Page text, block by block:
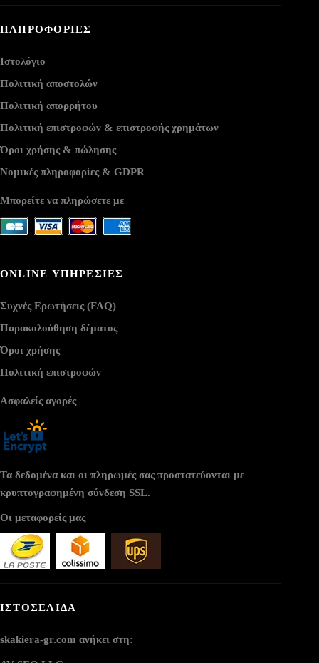
ΠΛΗΡΟΦΟΡΙΕΣ
Ιστολόγιο
Πολιτική αποστολών
Πολιτική απορρήτου
Πολιτική επιστροφών & επιστροφής χρημάτων
Όροι χρήσης & πώλησης
Νομικές πληροφορίες & GDPR
Μπορείτε να πληρώσετε με
ONLINE ΥΠΗΡΕΣΙΕΣ
Συχνές Ερωτήσεις (FAQ)
Παρακολούθηση δέματος
Όροι χρήσης
Πολιτική επιστροφών
Ασφαλείς αγορές
Τα δεδομένα και οι πληρωμές σας προστατεύονται με
κρυπτογραφημένη σύνδεση SSL.
Οι μεταφορείς μας
ΙΣΤΟΣΕΛΙΔΑ
skakiera-gr.com ανήκει στη: